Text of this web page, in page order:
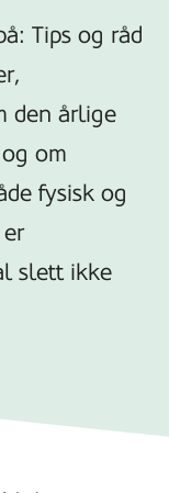
Tips og råd
den årlige
om
fysisk og
slett ikke